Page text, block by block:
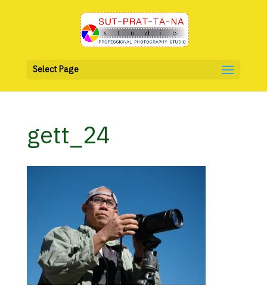
Select Page
gett_24